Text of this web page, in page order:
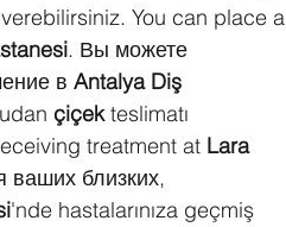
You can place a
. Вы можете
в Antalya Diş
çiçek teslimatı
treatment at Lara
ваших близких,
'nde hastalarınıza geçmiş